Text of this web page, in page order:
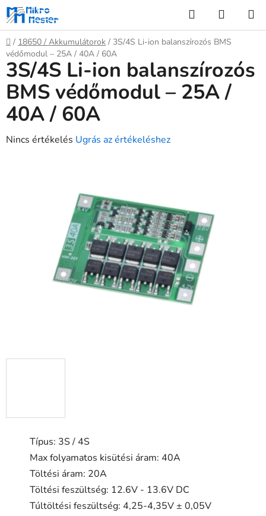
Ugrás
fő
tartalomhoz
KeresésKOSÁR
Kezdőlap
/ 18650 / Akkumulátorok / 3S/4S Li-ion balanszírozós BMS
védőmodul – 25A / 40A / 60A
Típus: 3S / 4S
Max folyamatos kisütési áram: 40A
Töltési áram: 20A
Töltési feszültség: 12.6V - 13.6V DC
Túltöltési feszültség: 4,25-4,35V ± 0,05V
3S/4S Li-ion balanszírozós
BMS védőmodul – 25A /
40A / 60A
A
Nincs értékelés Ugrás az értékeléshez